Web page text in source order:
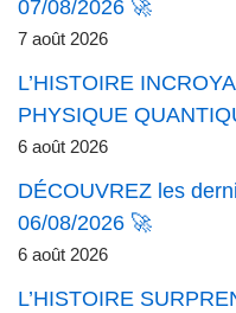
07/08/2026 🚀
7 août 2026
L’HISTOIRE
PHYSIQUE
6 août 2026
DÉCOUVREZ les
06/08/2026 🚀
6 août 2026
L’HISTOIRE